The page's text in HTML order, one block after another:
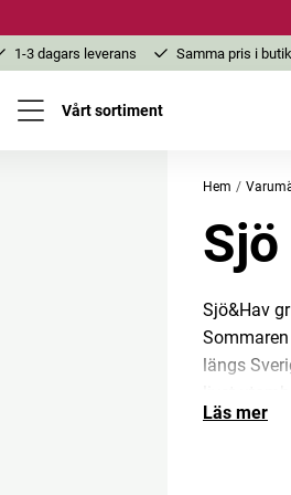
1-3 dagars leverans Samma pris i
Vårt sortiment
Hem
Sjö&Hav
längs
sötvatten
Läs mer